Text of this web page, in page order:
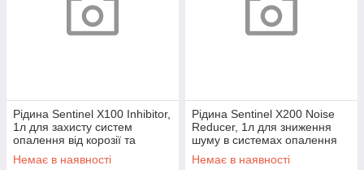
Рідина Sentinel X100 Inhibitor,
1л для захисту систем
опалення від корозії та
накипу M202100023
Немає в наявності
Рідина Sentinel X200 Noise
Reducer, 1л для зниження
шуму в системах опалення
M202100024
Немає в наявності